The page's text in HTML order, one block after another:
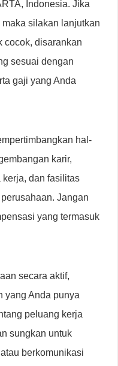
Indonesia. Jika
silakan lanjutkan
cocok, disarankan
sesuai dengan
gaji yang Anda
hal-
karir,
dan fasilitas
Jangan
yang termasuk
secara aktif,
yang Anda punya
peluang kerja
sungkan untuk
berkomunikasi